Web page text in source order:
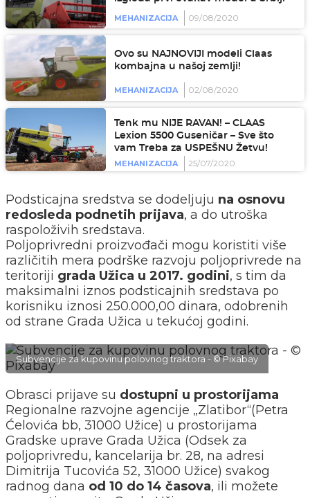
MEHANIZACIJA 09/08/2020
Ovo su NAJNOVIJI modeli Claas
kombajna u našoj zemlji!
MEHANIZACIJA 02/08/2020
Tenk mu NIJE RAVAN! – CLAAS
Lexion 5500 Guseničar – Sve što
vam Treba za USPEŠNU Žetvu!
MEHANIZACIJA
25/07/2020
Podsticajna sredstva se dodeljuju na osnovu
redosleda podnetih prijava, a do utroška
raspoloživih sredstava.
Poljoprivredni proizvođači mogu koristiti više
različitih mera podrške razvoju poljoprivrede na
teritoriji grada Užica u 2017. godini, s tim da
maksimalni iznos podsticajnih sredstava po
korisniku iznosi 250.000,00 dinara, odobrenih
od strane Grada Užica u tekućoj godini.
Subvencije za kupovinu polovnog traktora - © Pixabay
Obrasci prijave su dostupni u prostorijama
Regionalne razvojne agencije „Zlatibor“(Petra
Ćelovića bb, 31000 Užice) u prostorijama
Gradske uprave Grada Užica (Odsek za
poljoprivredu, kancelarija br. 28, na adresi
Dimitrija Tucovića 52, 31000 Užice) svakog
radnog dana od 10 do 14 časova, ili možete